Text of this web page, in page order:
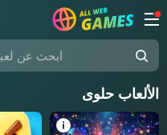
ابحث عن لعبة أو نوع
الألعاب حلوى